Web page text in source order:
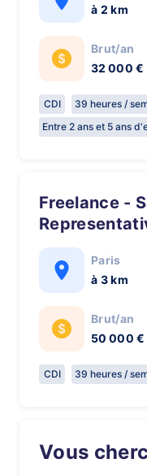
à 2 km
Brut/an
32 000 €
CDI
39 heures /
Entre 2 ans et 5 ans
Freelance - Sales Development
Paris
à 3 km
Brut/an
50 000
CDI 39 heures /
Vous